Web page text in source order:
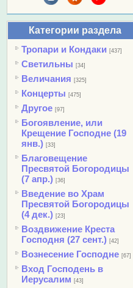
Категории раздела
Тропари и Кондаки [437]
Светильны [34]
Величания [325]
Концерты [475]
Другое [97]
Богоявление, или
Крещение Господне (19
янв.) [33]
Благовещение
Пресвятой Богородицы
(7 апр.) [36]
Введение во Храм
Пресвятой Богородицы
(4 дек.) [23]
Воздвижение Креста
Господня (27 сент.) [42]
Вознесение Господне [67]
Вход Господень в
Иерусалим [43]